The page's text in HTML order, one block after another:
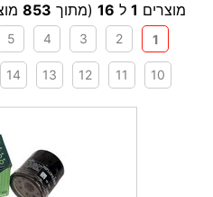
מוצרים 1 ל 16 (מתוך 853
1
2
3
4
5
10
11
12
13
14